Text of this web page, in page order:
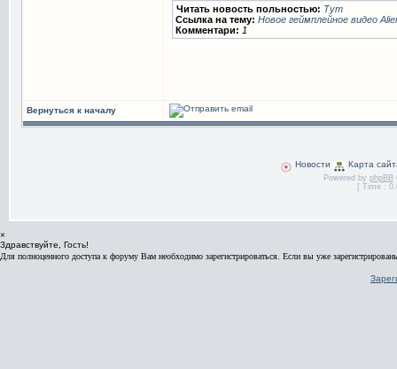
Читать новость польностью: Тут
Ссылка на тему: Новое геймплейное видео
Комментари: 1
Вернуться к началу
Новости Карта
Powered by phpBB
[ Time :
×
Здравствуйте, Гость!
Для полноценного доступа к форуму Вам необходимо зарегистрироваться. Если вы уже